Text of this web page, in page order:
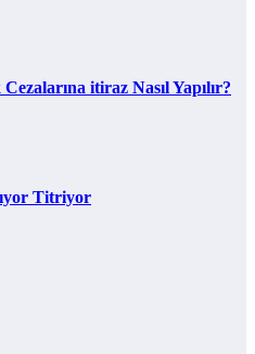
itiraz Nasıl Yapılır?
Titriyor